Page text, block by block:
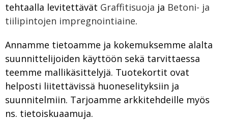
tehtaalla levitettävät Graffitisuoja ja Betoni- ja
tiilipintojen impregnointiaine.
Annamme tietoamme ja kokemuksemme alalta
suunnittelijoiden käyttöön sekä tarvittaessa
teemme mallikäsittelyjä. Tuotekortit ovat
helposti liitettävissä huoneselityksiin ja
suunnitelmiin. Tarjoamme arkkitehdeille myös
ns. tietoiskuaamuja.